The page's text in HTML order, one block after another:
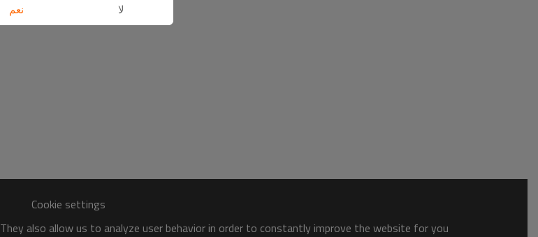
Cookie settings
also allow us to analyze user behavior in order to constantly improve the website for you.
لا نعم